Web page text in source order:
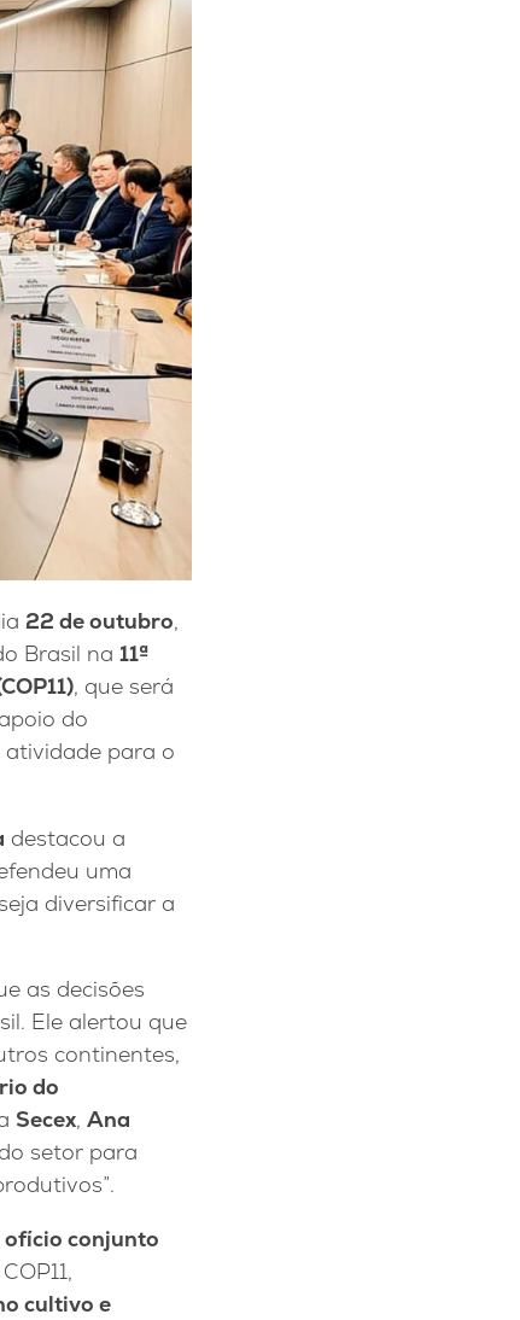
22 de outubro,
Brasil na 11ª
, que será
do
para o
destacou a
uma
diversificar a
as decisões
Ele alertou que
continentes,
do
Secex, Ana
setor para
ofício conjunto
cultivo e